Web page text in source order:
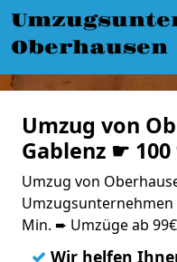
Oberhausen
Umzug von
Gablenz ☛
Umzug von
Umzugsunternehmen
Min. ➨ Umzüge ab 99€
✓ Wir helfen